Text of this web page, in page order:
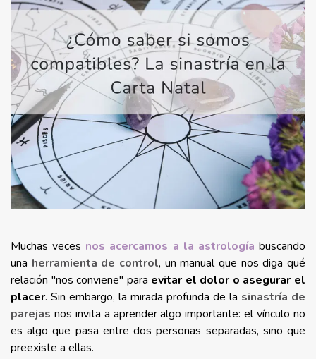
Muchas veces nos acercamos a la astrología buscando
una herramienta de control, un manual que nos diga qué
relación "nos conviene" para evitar el dolor o asegurar el
placer. Sin embargo, la mirada profunda de la sinastría de
parejas nos invita a aprender algo importante: el vínculo no
es algo que pasa entre dos personas separadas, sino que
preexiste a ellas.